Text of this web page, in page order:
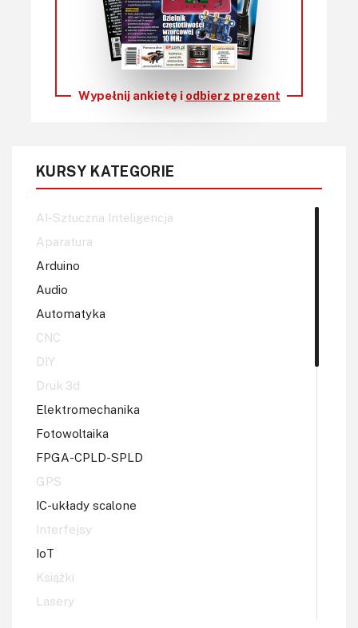
Wypełnij ankietę i odbierz prezent
KURSY KATEGORIE
AI-Sztuczna Inteligencja
Aparatura
Arduino
Audio
Automatyka
CNC
DIY
Druk 3d
Elektromechanika
Fotowoltaika
FPGA-CPLD-SPLD
GPS
IC-układy scalone
Interfejsy
IoT
Książki
Lasery